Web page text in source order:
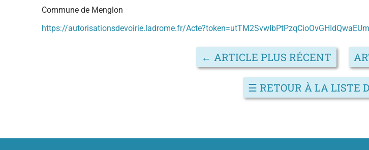
Commune de Menglon
https://autorisationsdevoirie.ladrome.fr/
← ARTICLE PLUS RÉCENT
☰ RETOUR À LA LISTE